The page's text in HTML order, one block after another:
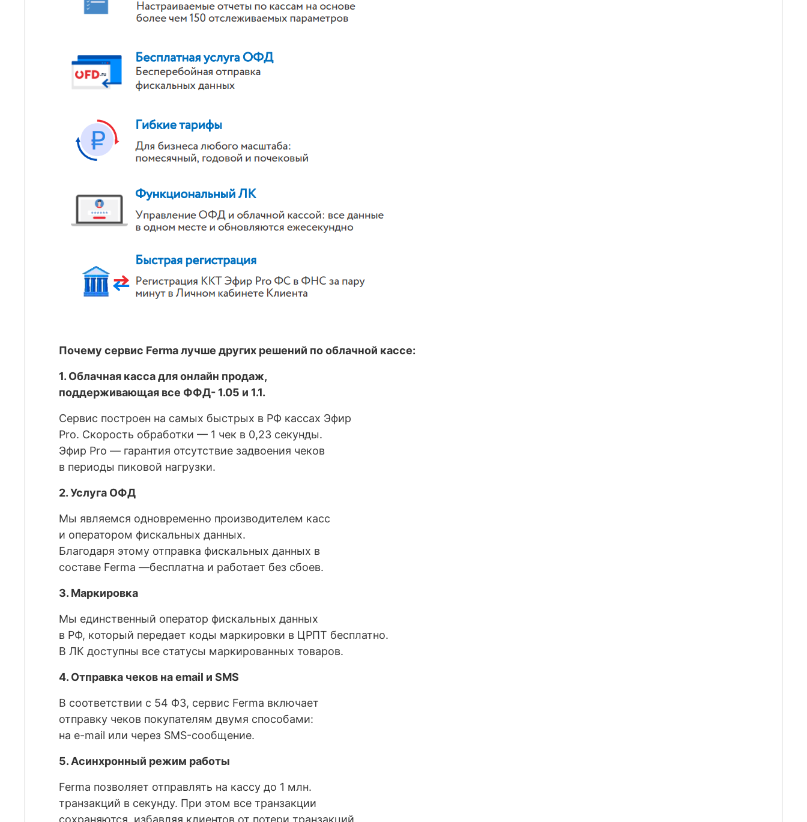
Почему сервис Ferma лучше других решений по облачной кассе:
1. Облачная касса для онлайн продаж,
поддерживающая все ФФД- 1.05 и 1.1.
Сервис построен на самых быстрых в РФ кассах Эфир
Pro. Скорость обработки — 1 чек в 0,23 секунды.
Эфир Pro — гарантия отсутствие задвоения чеков
в периоды пиковой нагрузки.
2. Услуга ОФД
Мы являемся одновременно производителем касс
и оператором фискальных данных.
Благодаря этому отправка фискальных данных в
составе Ferma —бесплатна и работает без сбоев.
3. Маркировка
Мы единственный оператор фискальных данных
в РФ, который передает коды маркировки в ЦРПТ бесплатно.
В ЛК доступны все статусы маркированных товаров.
4. Отправка чеков на email и SMS
В соответствии с 54 ФЗ, сервис Ferma включает
отправку чеков покупателям двумя способами:
на e-mail или через SMS-сообщение.
5. Асинхронный режим работы
Ferma позволяет отправлять на кассу до 1 млн.
транзакций в секунду. При этом все транзакции
сохраняются, избавляя клиентов от потери транзакций